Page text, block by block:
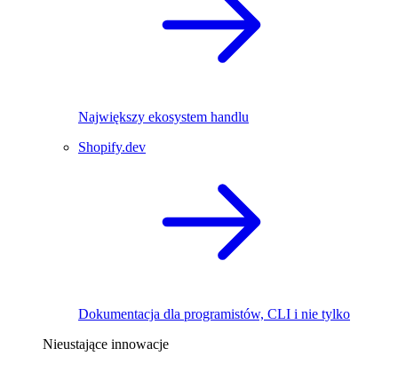
Największy ekosystem handlu
Shopify.dev
Dokumentacja dla programistów, CLI i nie tylko
Nieustające innowacje